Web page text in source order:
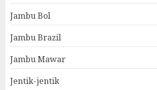
Jambu Bol
Jambu Brazil
Jambu Mawar
Jentik-jentik